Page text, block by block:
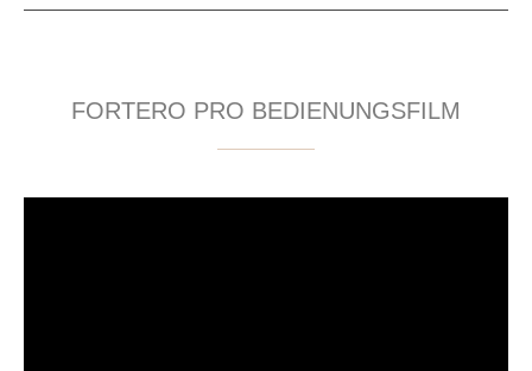
FORTERO PRO BEDIENUNGSFILM